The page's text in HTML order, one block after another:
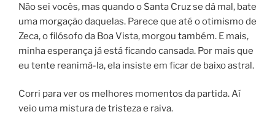
Não sei vocês, mas quando o Santa Cruz se dá mal, bate
uma morgação daquelas. Parece que até o otimismo de
Zeca, o filósofo da Boa Vista, morgou também. E mais,
minha esperança já está ficando cansada. Por mais que
eu tente reanimá-la, ela insiste em ficar de baixo astral.
Corri para ver os melhores momentos da partida. Aí
veio uma mistura de tristeza e raiva.